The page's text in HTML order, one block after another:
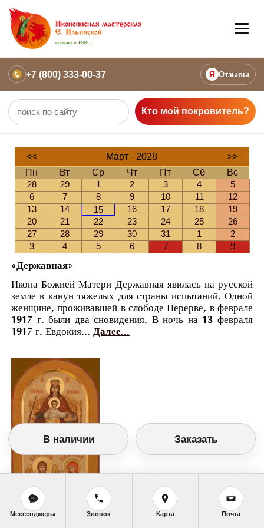
+7 (800) 333-00-37 Я Отзывы
Кто мой покровитель?
<< Март - 2028
>>
Пн
Вт Ср Чт Пт Сб
Вс
28
29 1 2 3 4
5
6
7 8 9 10 11
12
13
14 15 16 17 18
19
20
21 22 23 24 25
26
27
28 29 30 31 1
2
3
4 5 6 7 8 9
«Державная»
Икона Божией Матери Державная явилась на русской
земле в канун тяжелых для страны испытаний. Одной
женщине, проживавшей в слободе Перерве, в феврале
1917 г. были два сновидения. В ночь на 13 февраля
1917 г. Евдокия... Далее...
В наличии Заказать
Мессенджеры Звонок Карта Почта